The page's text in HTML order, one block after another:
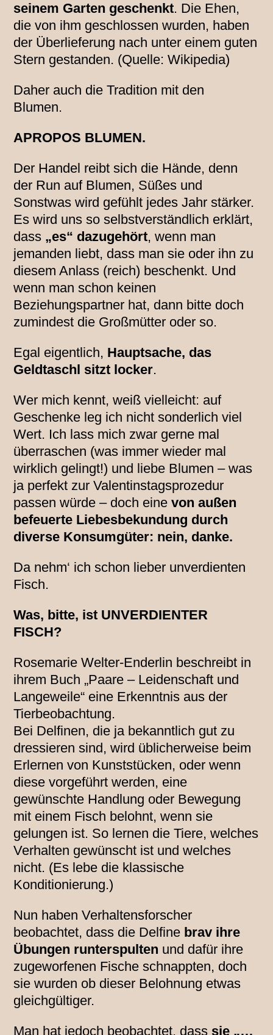
seinem Garten geschenkt. Die Ehen,
die von ihm geschlossen wurden, haben
der Überlieferung nach unter einem guten
Stern gestanden. (Quelle: Wikipedia)
Daher auch die Tradition mit den
Blumen.
APROPOS BLUMEN.
Der Handel reibt sich die Hände, denn
der Run auf Blumen, Süßes und
Sonstwas wird gefühlt jedes Jahr stärker.
Es wird uns so selbstverständlich erklärt,
dass „es“ dazugehört, wenn man
jemanden liebt, dass man sie oder ihn zu
diesem Anlass (reich) beschenkt. Und
wenn man schon keinen
Beziehungspartner hat, dann bitte doch
zumindest die Großmütter oder so.
Egal eigentlich, Hauptsache, das
Geldtaschl sitzt locker.
Wer mich kennt, weiß vielleicht: auf
Geschenke leg ich nicht sonderlich viel
Wert. Ich lass mich zwar gerne mal
überraschen (was immer wieder mal
wirklich gelingt!) und liebe Blumen – was
ja perfekt zur Valentinstagsprozedur
passen würde – doch einevon außen
befeuerte Liebesbekundung durch
diverse Konsumgüter: nein, danke.
Da nehm‘ ich schon lieber unverdienten
Fisch.
Was, bitte, ist UNVERDIENTER
FISCH?
Rosemarie Welter-Enderlin beschreibt in
ihrem Buch „Paare – Leidenschaft und
Langeweile“ eine Erkenntnis aus der
Tierbeobachtung.
Bei Delfinen, die ja bekanntlich gut zu
dressieren sind, wird üblicherweise beim
Erlernen von Kunststücken, oder wenn
diese vorgeführt werden, eine
gewünschte Handlung oder Bewegung
mit einem Fisch belohnt, wenn sie
gelungen ist. So lernen die Tiere, welches
Verhalten gewünscht ist und welches
nicht. (Es lebe die klassische
Konditionierung.)
Nun haben Verhaltensforscher
beobachtet, dass die Delfine brav ihre
Übungen runterspulten und dafür ihre
zugeworfenen Fische schnappten, doch
sie wurden ob dieser Belohnung etwas
gleichgültiger.
Man hat jedoch beobachtet, dass sie „…